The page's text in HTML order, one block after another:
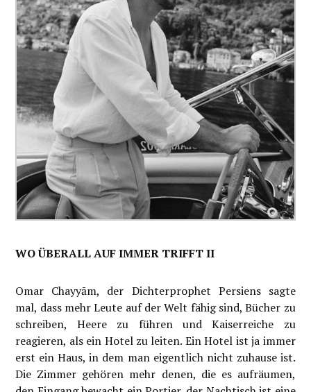
WO ÜBERALL AUF IMMER TRIFFT II
Omar Chayyām, der Dichterprophet Persiens sagte
mal, dass mehr Leute auf der Welt fähig sind, Bücher zu
schreiben, Heere zu führen und Kaiserreiche zu
reagieren, als ein Hotel zu leiten. Ein Hotel ist ja immer
erst ein Haus, in dem man eigentlich nicht zuhause ist.
Die Zimmer gehören mehr denen, die es aufräumen,